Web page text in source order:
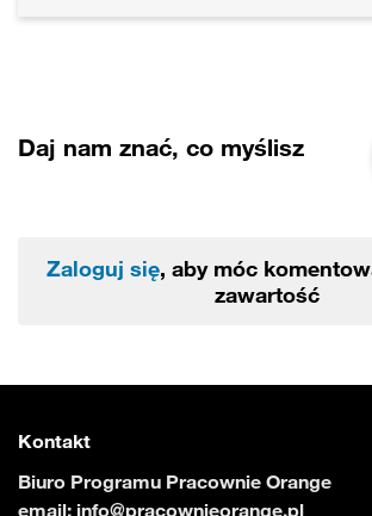
Daj nam znać, co myślisz
Zaloguj się, aby móc
zawartość
Kontakt
Biuro Programu Pracownie Orange
email: info@pracownieorange.pl